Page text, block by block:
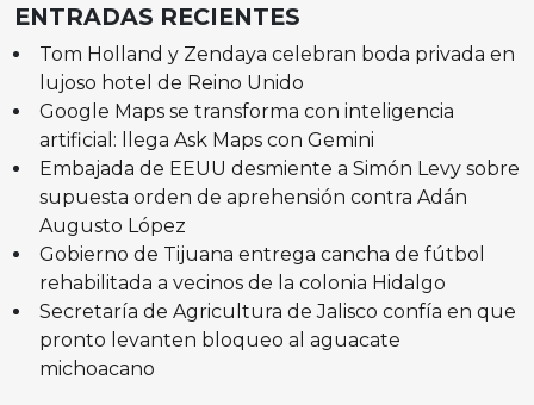
ENTRADAS RECIENTES
Tom Holland y Zendaya celebran boda privada en
lujoso hotel de Reino Unido
Google Maps se transforma con inteligencia
artificial: llega Ask Maps con Gemini
Embajada de EEUU desmiente a Simón Levy sobre
supuesta orden de aprehensión contra Adán
Augusto López
Gobierno de Tijuana entrega cancha de fútbol
rehabilitada a vecinos de la colonia Hidalgo
Secretaría de Agricultura de Jalisco confía en que
pronto levanten bloqueo al aguacate
michoacano